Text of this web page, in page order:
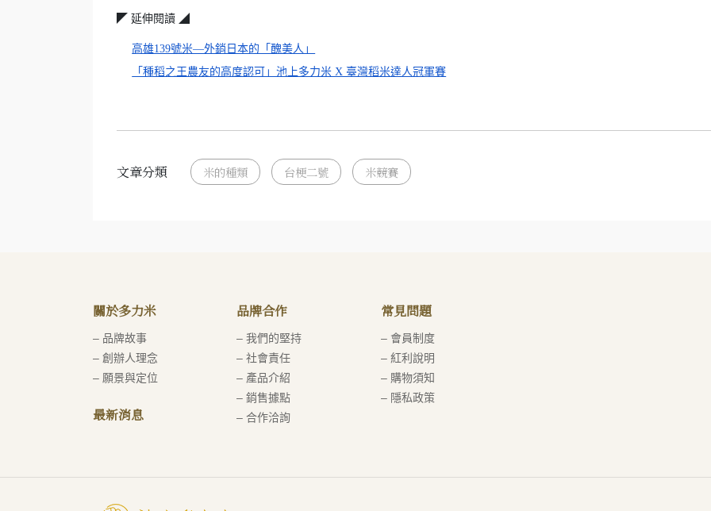
◤ 延伸閱讀 ◢
高雄139號米—外銷日本的「醜美人」
「種稻之王農友的高度認可」池上多力米 X 臺灣稻米達人冠軍賽
文章分類 米的種類 台梗二號 米競賽
關於多力米
– 品牌故事
– 創辦人理念
– 願景與定位
最新消息
品牌合作
– 我們的堅持
– 社會責任
– 產品介紹
– 銷售據點
– 合作洽詢
常見問題
– 會員制度
– 紅利說明
– 購物須知
– 隱私政策